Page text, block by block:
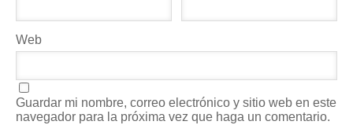
Web
Guardar mi nombre, correo electrónico y sitio web en este
navegador para la próxima vez que haga un comentario.